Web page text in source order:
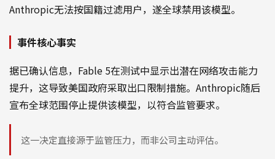
Anthropic无法按国籍过滤用户，遂全球禁用该模型。
事件核心事实
据已确认信息，Fable 5在测试中显示出潜在网络攻击能力
提升，这导致美国政府采取出口限制措施。Anthropic随后
宣布全球范围停止提供该模型，以符合监管要求。
这一决定直接源于监管压力，而非公司主动评估。